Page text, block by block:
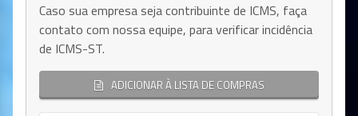
Caso sua empresa seja contribuinte de ICMS, faça
contato com nossa equipe, para verificar incidência
de ICMS-ST.
ADICIONAR À LISTA DE COMPRAS